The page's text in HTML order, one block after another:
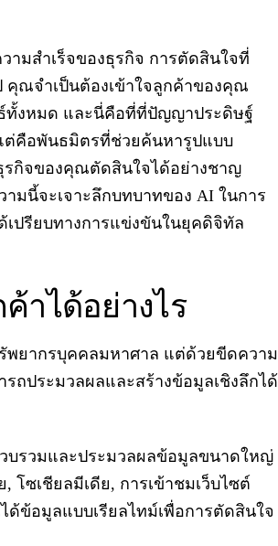
มสำเร็จของธุรกิจ การตัดสินใจที่
ณจำเป็นต้องเข้าใจลูกค้าของคุณ
ธ์ทั้งหมด และนี่คือที่ที่ปัญญาประดิษฐ์
ต่คือพันธมิตรที่ช่วยค้นหารูปแบบ
รกิจของคุณตัดสินใจได้อย่างชาญ
มนี้จะเจาะลึกบทบาทของ AI ในการ
ปรียบทางการแข่งขันในยุคดิจิทัล
าได้อย่างไร
พยากรบุคคลมหาศาล แต่ด้วยขีดความ
รถประมวลผลและสร้างข้อมูลเชิงลึกได้
บรวมและประมวลผลข้อมูลขนาดใหญ่
โซเชียลมีเดีย, การเข้าชมเว็บไซต์
ข้อมูลแบบเรียลไทม์เพื่อการตัดสินใจ